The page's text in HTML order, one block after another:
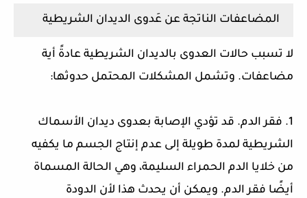
المضاعفات الناتجة عن عَدوى الديدان الشريطية
لا تسبب حالات العدوى بالديدان الشريطية عادةً أية
مضاعفات. وتشمل المشكلات المحتمل حدوثها:
1. فقر الدم. قد تؤدي الإصابة بعدوى ديدان الأسماك
الشريطية لمدة طويلة إلى عدم إنتاج الجسم ما يكفيه
من خلايا الدم الحمراء السليمة، وهي الحالة المسماة
أيضًا فقر الدم. ويمكن أن يحدث هذا لأن الدودة